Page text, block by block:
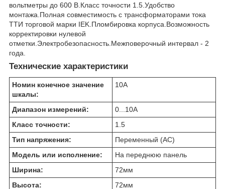
вольтметры до 600 В.Класс точности 1.5.Удобство
монтажа.Полная совместимость с трансформаторами тока
ТТИ торговой марки IEK.Пломбировка корпуса.Возможность
корректировки нулевой
отметки.Электробезопасность.Межповерочный интервал - 2
года.
Технические характеристики
Номин конечное значение
шкалы:
10А
Диапазон измерений: 0...10А
Класс точности:
1.5
Тип напряжения:
Переменный (AC)
Модель или исполнение:
На переднюю панель
Ширина:
72мм
Высота:
72мм